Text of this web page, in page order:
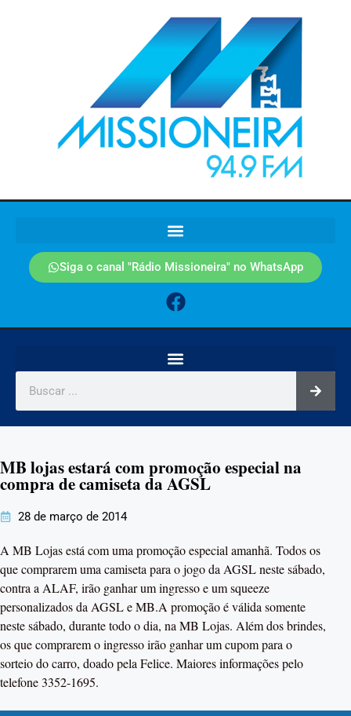
Siga o canal "Rádio Missioneira" no WhatsApp
MB lojas estará com promoção especial na
compra de camiseta da AGSL
28 de março de 2014
A MB Lojas está com uma promoção especial amanhã. Todos os
que comprarem uma camiseta para o jogo da AGSL neste sábado,
contra a ALAF, irão ganhar um ingresso e um squeeze
personalizados da AGSL e MB.A promoção é válida somente
neste sábado, durante todo o dia, na MB Lojas. Além dos brindes,
os que comprarem o ingresso irão ganhar um cupom para o
sorteio do carro, doado pela Felice. Maiores informações pelo
telefone 3352-1695.